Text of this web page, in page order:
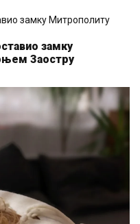
замку
Заостру